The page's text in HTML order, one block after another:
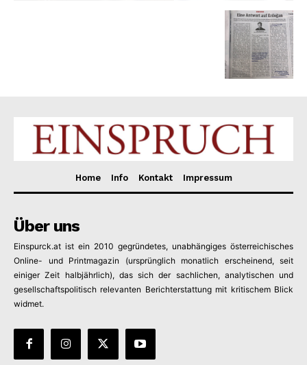
News Week
Magazine PRO
Company
About
Contact us
My account
Home Info Kontakt Impressum
Über uns
Einspurck.at ist ein 2010 gegründetes, unabhängiges österreichisches
Online- und Printmagazin (ursprünglich monatlich erscheinend, seit
einiger Zeit halbjährlich), das sich der sachlichen, analytischen und
gesellschaftspolitisch relevanten Berichterstattung mit kritischem Blick
widmet.